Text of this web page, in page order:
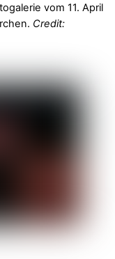
vom 11. April
Credit: